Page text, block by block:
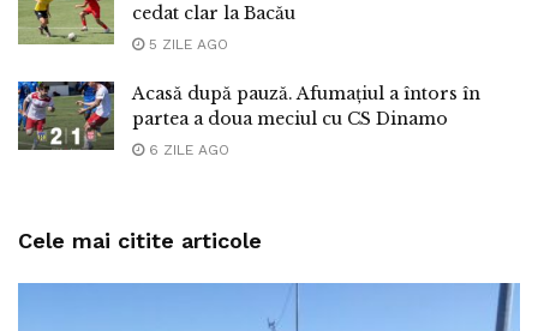
cedat clar la Bacău
5 ZILE AGO
Acasă după pauză. Afumațiul a întors în
partea a doua meciul cu CS Dinamo
6 ZILE AGO
Cele mai citite articole